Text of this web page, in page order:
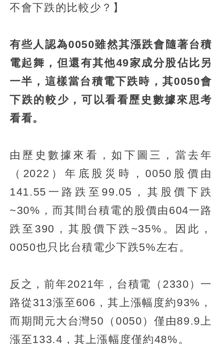
不會下跌的比較少？】
有些人認為0050雖然其漲跌會隨著台積
電起舞，但還有其他49家成分股佔比另
一半，這樣當台積電下跌時，其0050會
下跌的較少，可以看看歷史數據來思考
看看。
由歷史數據來看，如下圖三，當去年
（2022）年底股災時，0050股價由
141.55一路跌至99.05，其股價下跌
~30%，而其間台積電的股價由604一路
跌至390，其股價下跌~35%。因此，
0050也只比台積電少下跌5%左右。
反之，前年2021年，台積電（2330）一
路從313漲至606，其上漲幅度約93%，
而期間元大台灣50（0050）僅由89.9上
漲至133.4，其上漲幅度僅約48%。